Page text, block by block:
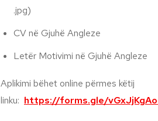
.jpg)
CV në Gjuhë Angleze
Letër Motivimi në Gjuhë Angleze
Aplikimi bëhet online përmes këtij
linku: https://forms.gle/